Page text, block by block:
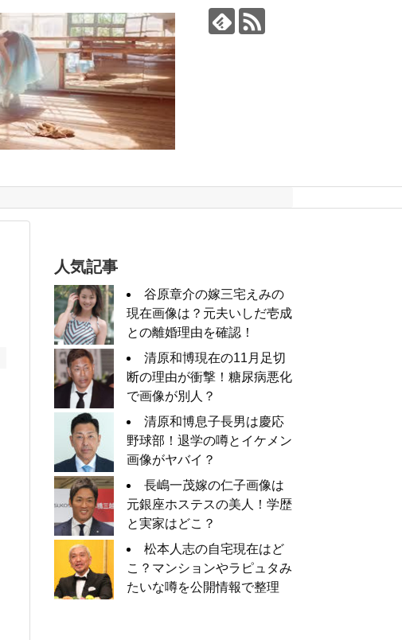
人気記事
谷原章介の嫁三宅えみの
現在画像は？元夫いしだ壱成
との離婚理由を確認！
清原和博現在の11月足切
断の理由が衝撃！糖尿病悪化
で画像が別人？
清原和博息子長男は慶応
野球部！退学の噂とイケメン
画像がヤバイ？
長嶋一茂嫁の仁子画像は
元銀座ホステスの美人！学歴
と実家はどこ？
松本人志の自宅現在はど
こ？マンションやラピュタみ
たいな噂を公開情報で整理